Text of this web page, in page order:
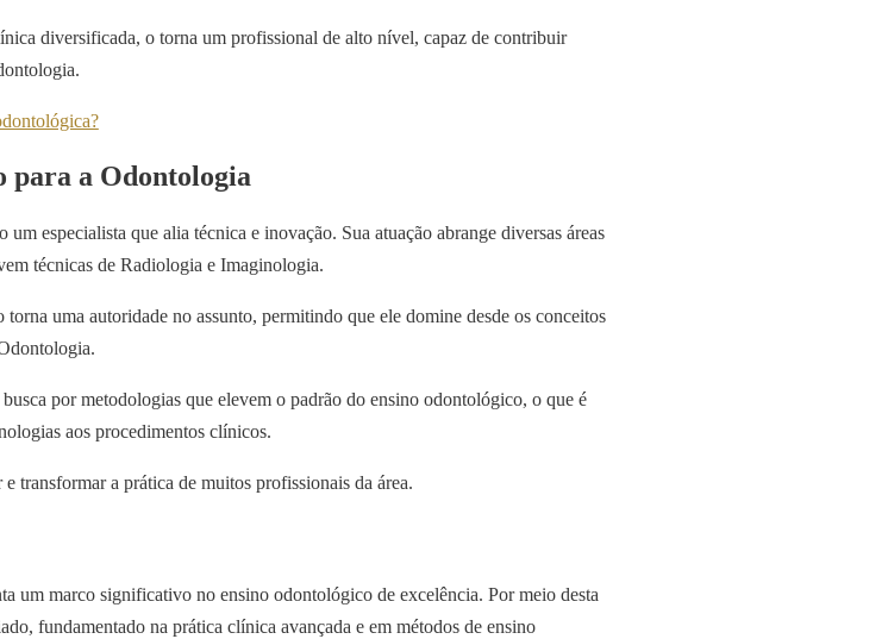
diversificada, o torna um profissional de alto nível, capaz de contribuir
a Odontologia
especialista que alia técnica e inovação. Sua atuação abrange diversas áreas
técnicas de Radiologia e Imaginologia.
uma autoridade no assunto, permitindo que ele domine desde os conceitos
por metodologias que elevem o padrão do ensino odontológico, o que é
aos procedimentos clínicos.
transformar a prática de muitos profissionais da área.
um marco significativo no ensino odontológico de excelência. Por meio desta
fundamentado na prática clínica avançada e em métodos de ensino